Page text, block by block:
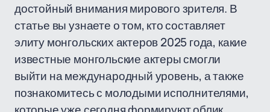
достойный внимания мирового зрителя. В
статье вы узнаете о том, кто составляет
элиту монгольских актеров 2025 года, какие
известные монгольские актеры смогли
выйти на международный уровень, а также
познакомитесь с молодыми исполнителями,